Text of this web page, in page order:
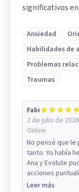
significativos
Ansiedad
Habilidades de
Problemas
Traumas
Fabi
2 de julio de 2026
Online
No pensé que
tanto. Yo había
Ana y Evolute
acciones
Leer más